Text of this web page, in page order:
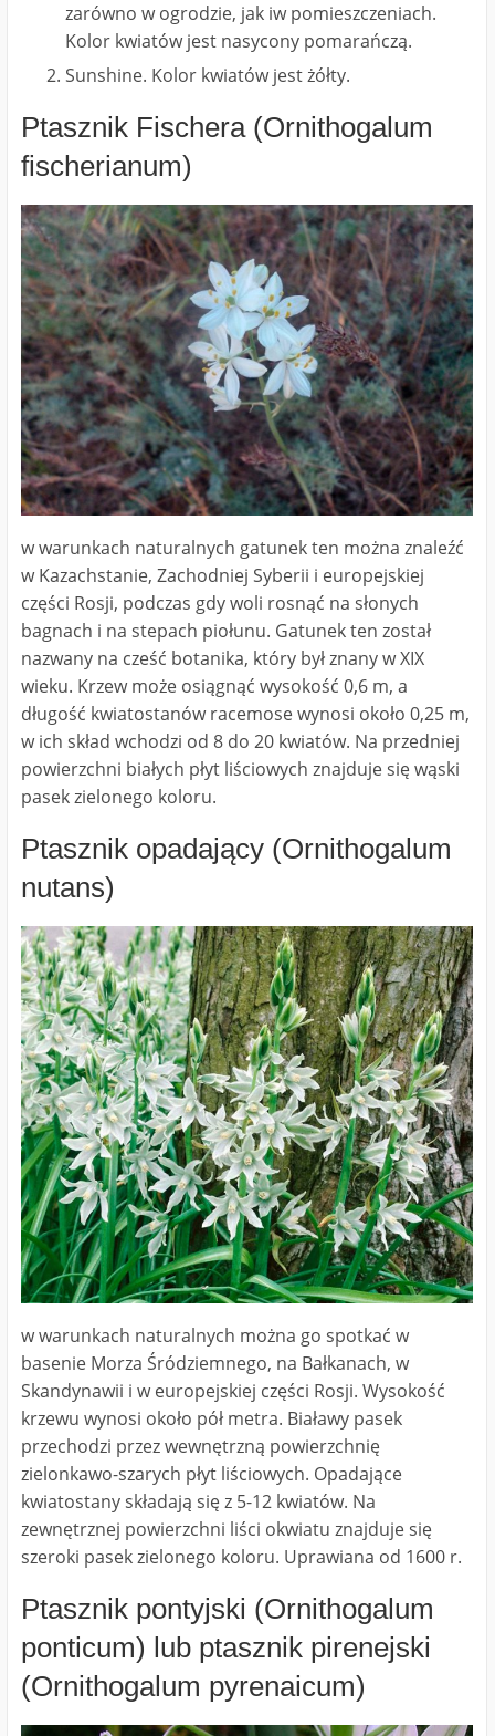
zarówno w ogrodzie, jak iw pomieszczeniach.
Kolor kwiatów jest nasycony pomarańczą.
Sunshine. Kolor kwiatów jest żółty.
Ptasznik Fischera (Ornithogalum
fischerianum)
w warunkach naturalnych gatunek ten można znaleźć
w Kazachstanie, Zachodniej Syberii i europejskiej
części Rosji, podczas gdy woli rosnąć na słonych
bagnach i na stepach piołunu. Gatunek ten został
nazwany na cześć botanika, który był znany w XIX
wieku. Krzew może osiągnąć wysokość 0,6 m, a
długość kwiatostanów racemose wynosi około 0,25 m,
w ich skład wchodzi od 8 do 20 kwiatów. Na przedniej
powierzchni białych płyt liściowych znajduje się wąski
pasek zielonego koloru.
Ptasznik opadający (Ornithogalum
nutans)
w warunkach naturalnych można go spotkać w
basenie Morza Śródziemnego, na Bałkanach, w
Skandynawii i w europejskiej części Rosji. Wysokość
krzewu wynosi około pół metra. Białawy pasek
przechodzi przez wewnętrzną powierzchnię
zielonkawo-szarych płyt liściowych. Opadające
kwiatostany składają się z 5-12 kwiatów. Na
zewnętrznej powierzchni liści okwiatu znajduje się
szeroki pasek zielonego koloru. Uprawiana od 1600 r.
Ptasznik pontyjski (Ornithogalum
ponticum) lub ptasznik pirenejski
(Ornithogalum pyrenaicum)